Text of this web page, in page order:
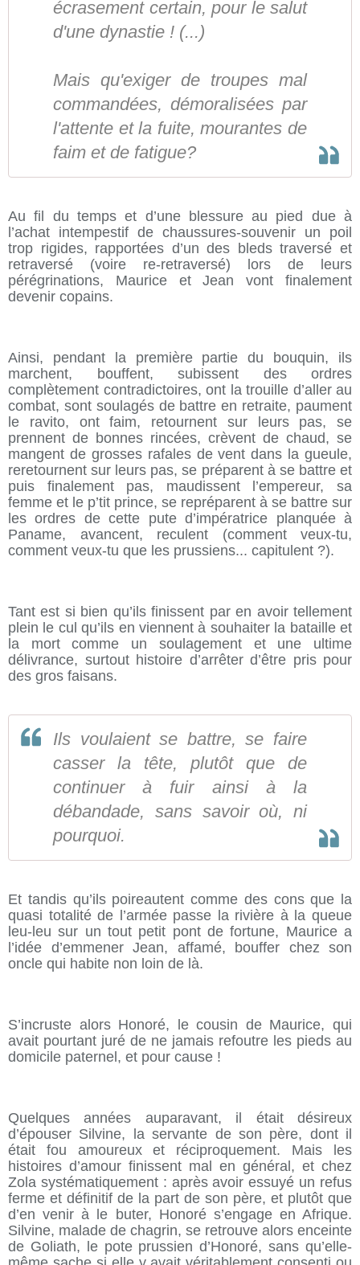
écrasement certain, pour le salut
d'une dynastie ! (...)
Mais qu'exiger de troupes mal
commandées, démoralisées par
l'attente et la fuite, mourantes de
faim et de fatigue?
Au fil du temps et d’une blessure au pied due à
l’achat intempestif de chaussures-souvenir un poil
trop rigides, rapportées d’un des bleds traversé et
retraversé (voire re-retraversé) lors de leurs
pérégrinations, Maurice et Jean vont finalement
devenir copains.
Ainsi, pendant la première partie du bouquin, ils
marchent, bouffent, subissent des ordres
complètement contradictoires, ont la trouille d’aller au
combat, sont soulagés de battre en retraite, paument
le ravito, ont faim, retournent sur leurs pas, se
prennent de bonnes rincées, crèvent de chaud, se
mangent de grosses rafales de vent dans la gueule,
reretournent sur leurs pas, se préparent à se battre et
puis finalement pas, maudissent l’empereur, sa
femme et le p’tit prince, se repréparent à se battre sur
les ordres de cette pute d’impératrice planquée à
Paname, avancent, reculent (comment veux-tu,
comment veux-tu que les prussiens... capitulent ?).
Tant est si bien qu’ils finissent par en avoir tellement
plein le cul qu’ils en viennent à souhaiter la bataille et
la mort comme un soulagement et une ultime
délivrance, surtout histoire d’arrêter d’être pris pour
des gros faisans.
Ils voulaient se battre, se faire
casser la tête, plutôt que de
continuer à fuir ainsi à la
débandade, sans savoir où, ni
pourquoi.
Et tandis qu’ils poireautent comme des cons que la
quasi totalité de l’armée passe la rivière à la queue
leu-leu sur un tout petit pont de fortune, Maurice a
l’idée d’emmener Jean, affamé, bouffer chez son
oncle qui habite non loin de là.
S’incruste alors Honoré, le cousin de Maurice, qui
avait pourtant juré de ne jamais refoutre les pieds au
domicile paternel, et pour cause !
Quelques années auparavant, il était désireux
d’épouser Silvine, la servante de son père, dont il
était fou amoureux et réciproquement. Mais les
histoires d’amour finissent mal en général, et chez
Zola systématiquement : après avoir essuyé un refus
ferme et définitif de la part de son père, et plutôt que
d’en venir à le buter, Honoré s’engage en Afrique.
Silvine, malade de chagrin, se retrouve alors enceinte
de Goliath, le pote prussien d’Honoré, sans qu’elle-